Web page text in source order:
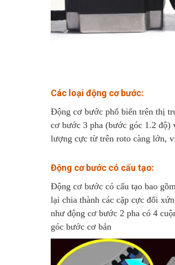
Các loại động cơ bước:
Động cơ bước phổ biến trên thị
cơ bước 3 pha (bước góc 1.2 độ)
lượng cực từ trên roto càng lớn,
Động cơ bước có cấu tạo:
Động cơ bước có cấu tạo bao
lại chia thành các cặp cực đối
như động cơ bước 2 pha có 4
góc bước cơ bản